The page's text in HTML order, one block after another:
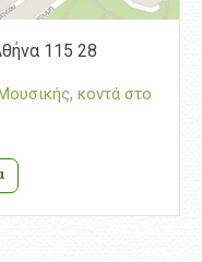
115 28
κοντά στο